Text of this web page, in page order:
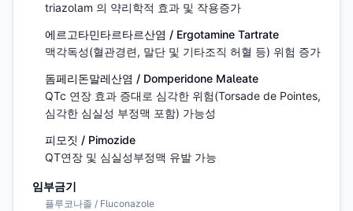
triazolam 의 약리학적 효과 및 작용증가
에르고타민타르타르산염 / Ergotamine Tartrate
맥각독성(혈관경련, 말단 및 기타조직 허혈 등) 위험 증가
돔페리돈말레산염 / Domperidone Maleate
QTc 연장 효과 증대로 심각한 위험(Torsade de Pointes,
심각한 심실성 부정맥 포함) 가능성
피모짓 / Pimozide
QT연장 및 심실성부정맥 유발 가능
임부금기
플루코나졸 / Fluconazole